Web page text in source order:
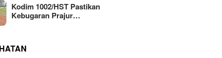
Kodim 1002/HST Pastikan
Kebugaran Prajur…